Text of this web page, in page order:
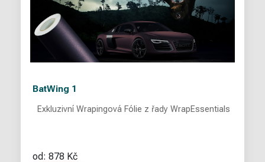
BatWing 1
Exkluzivní Wrapingová Fólie z řady WrapEssentials
od: 878 Kč